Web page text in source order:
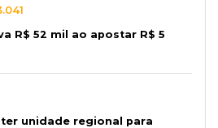
R$ 52 mil ao apostar R$ 5
unidade regional para